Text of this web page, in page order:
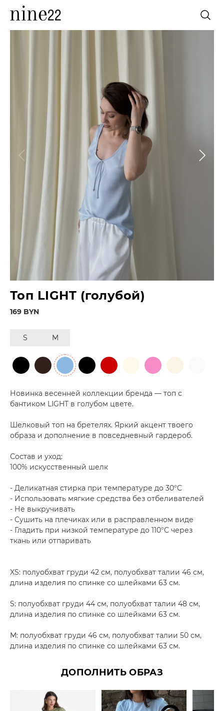
Топ LIGHT (голубой)
169 BYN
S M
Новинка весенней коллекции бренда — топ с
бантиком LIGHT в голубом цвете.
Шелковый топ на бретелях. Яркий акцент твоего
образа и дополнение в повседневный гардероб.
Состав и уход:
100% искусственный шелк
- Деликатная стирка при температуре до 30°C
- Использовать мягкие средства без отбеливателей
- Не выкручивать
- Сушить на плечиках или в расправленном виде
- Гладить при низкой температуре до 110°C через
ткань или отпаривать
XS: полуобхват груди 42 см, полуобхват талии 46 см,
длина изделия по спинке со шлейками 63 см.
S: полуобхват груди 44 см, полуобхват талии 48 см,
длина изделия по спинке со шлейками 63 см.
M: полуобхват груди 46 см, полуобхват талии 50 см,
длина изделия по спинке со шлейками 63 см.
ДОПОЛНИТЬ ОБРАЗ